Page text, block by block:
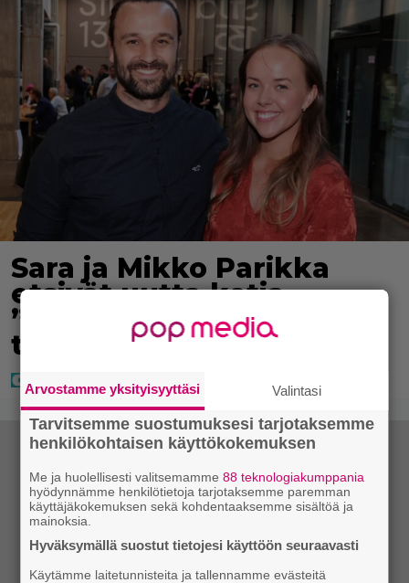
Sara ja Mikko Parikka
etsivät uutta kotia –
”Seuraavaan kotiin
tämmöinen”
Arvostamme yksityisyyttäsi Valintasi
Tarvitsemme suostumuksesi tarjotaksemme
henkilökohtaisen käyttökokemuksen
Me ja huolellisesti valitsemamme88 teknologiakumppania
hyödynnämme henkilötietoja tarjotaksemme paremman
käyttäjäkokemuksen sekä kohdentaaksemme sisältöä ja
mainoksia.
Hyväksymällä suostut tietojesi käyttöön seuraavasti
Käytämme laitetunnisteita ja tallennamme evästeitä